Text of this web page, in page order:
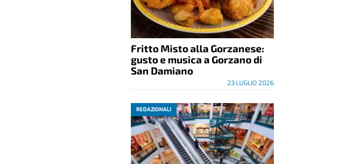
Fritto Misto alla Gorzanese:
gusto e musica a Gorzano di
San Damiano
23 LUGLIO 2026
REDAZIONALI